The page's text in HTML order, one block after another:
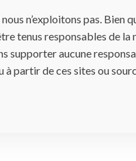
n’exploitons pas. Bien
tenus responsables de la
supporter aucune
partir de ces sites ou